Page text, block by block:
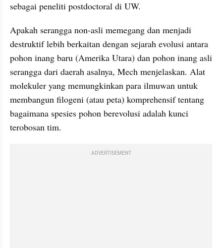
sebagai peneliti postdoctoral di UW.
Apakah serangga non-asli memegang dan menjadi
destruktif lebih berkaitan dengan sejarah evolusi antara
pohon inang baru (Amerika Utara) dan pohon inang asli
serangga dari daerah asalnya, Mech menjelaskan. Alat
molekuler yang memungkinkan para ilmuwan untuk
membangun filogeni (atau peta) komprehensif tentang
bagaimana spesies pohon berevolusi adalah kunci
terobosan tim.
ADVERTISEMENT